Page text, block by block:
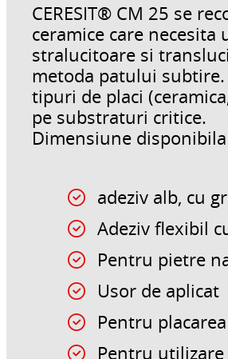
CERESIT® CM 25 se
ceramice care
stralucitoare si
metoda patului
tipuri de placi
pe substraturi critice.
Dimensiune
adeziv alb, cu
Adeziv flexibil
Pentru pietre
Usor de aplicat
Pentru
Pentru